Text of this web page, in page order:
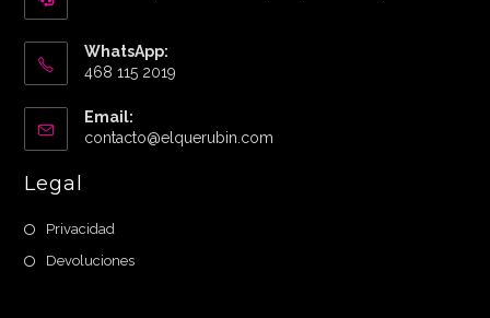
WhatsApp:
468 115 2019
Email:
contacto@elquerubin.com
Legal
Privacidad
Devoluciones